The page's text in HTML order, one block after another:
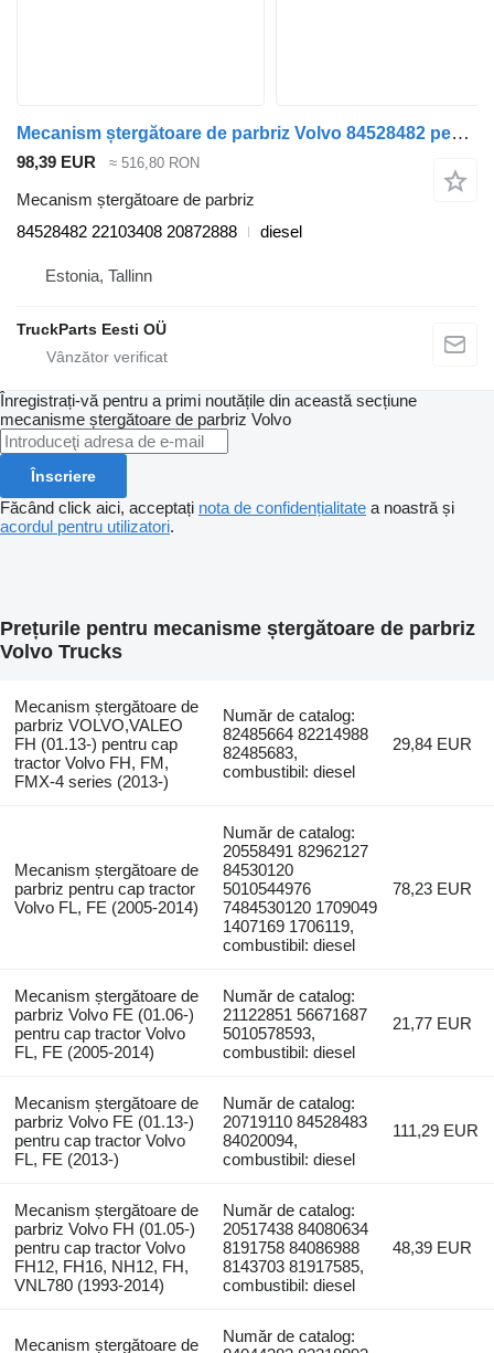
Mecanism ștergătoare de parbriz Volvo 84528482 pentru cap tractor Volvo FL, FE (2013-)
98,39 EUR ≈ 516,80 RON
Mecanism ștergătoare de parbriz
84528482 22103408 20872888
diesel
Estonia, Tallinn
TruckParts Eesti OÜ
Înregistrați-vă pentru a primi noutățile din această secțiune
mecanisme ștergătoare de parbriz Volvo
Înscriere
Făcând click aici, acceptați nota de confidențialitate a noastră și
acordul pentru utilizatori.
Prețurile pentru mecanisme ștergătoare de parbriz
Volvo Trucks
Mecanism ștergătoare de
parbriz VOLVO,VALEO
FH (01.13-) pentru cap
tractor Volvo FH, FM,
FMX-4 series (2013-)
Număr de catalog:
82485664 82214988
82485683,
combustibil: diesel
29,84 EUR
Mecanism ștergătoare de
parbriz pentru cap tractor
Volvo FL, FE (2005-2014)
Număr de catalog:
20558491 82962127
84530120
5010544976
7484530120 1709049
1407169 1706119,
combustibil: diesel
78,23 EUR
Mecanism ștergătoare de
parbriz Volvo FE (01.06-)
pentru cap tractor Volvo
FL, FE (2005-2014)
Număr de catalog:
21122851 56671687
5010578593,
combustibil: diesel
21,77 EUR
Mecanism ștergătoare de
parbriz Volvo FE (01.13-)
pentru cap tractor Volvo
FL, FE (2013-)
Număr de catalog:
20719110 84528483
84020094,
combustibil: diesel
111,29 EUR
Mecanism ștergătoare de
parbriz Volvo FH (01.05-)
pentru cap tractor Volvo
FH12, FH16, NH12, FH,
VNL780 (1993-2014)
Număr de catalog:
20517438 84080634
8191758 84086988
8143703 81917585,
combustibil: diesel
48,39 EUR
Mecanism ștergătoare de
Număr de catalog: